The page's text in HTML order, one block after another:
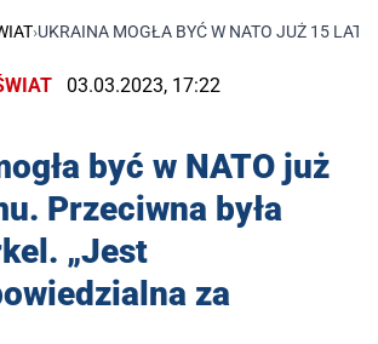
›UKRAINA MOGŁA BYĆ W NATO JUŻ 15 LAT
03.03.2023, 17:22
być w NATO już
Przeciwna była
„Jest
za